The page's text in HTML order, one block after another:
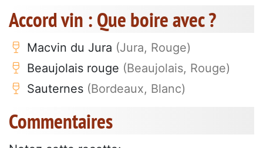
Accord vin : Que boire avec ?
Macvin du Jura (Jura, Rouge)
Beaujolais rouge (Beaujolais, Rouge)
Sauternes (Bordeaux, Blanc)
Commentaires